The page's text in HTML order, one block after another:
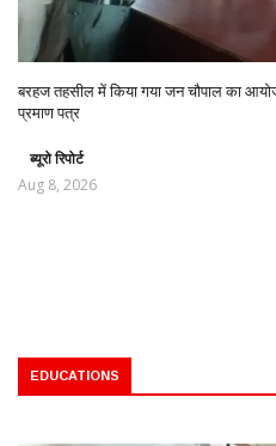
बरहज तहसील में किया गया जन चौपाल का
प्रमाण पत्र
ब्यूरो रिपोर्ट
Aug 8, 2026
EDUCATIONS